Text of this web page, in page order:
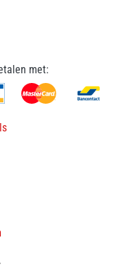
met: